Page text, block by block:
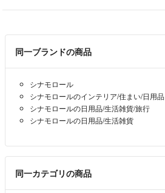
同一ブランドの商品
シナモロール
シナモロールのインテリア/住まい/日用品
シナモロールの日用品/生活雑貨/旅行
シナモロールの日用品/生活雑貨
同一カテゴリの商品